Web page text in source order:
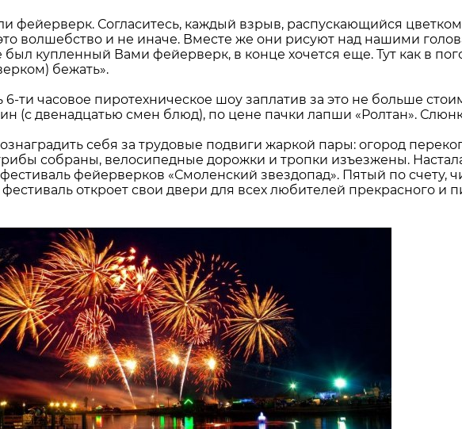
фейерверк. Согласитесь, каждый взрыв, распускающийся
волшебство и не иначе. Вместе же они рисуют над нашими
купленный Вами фейерверк, в конце хочется еще. Тут как в
бежать».
ти часовое пиротехническое шоу заплатив за это не больше
(с двенадцатью смен блюд), по цене пачки лапши «Ролтан».
себя за трудовые подвиги жаркой пары: огород
собраны, велосипедные дорожки и тропки изъезжены.
фейерверков «Смоленский звездопад». Пятый по счету,
откроет свои двери для всех любителей прекрасного и